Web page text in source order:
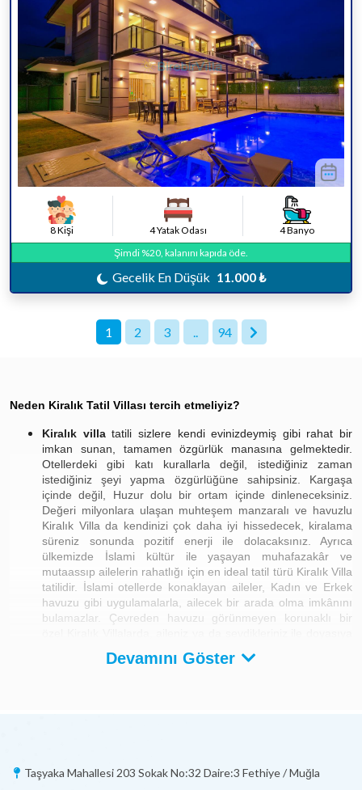
8 Kişi 4 Yatak Odası
4 Banyo
Şimdi %20, kalanını kapıda öde.
Gecelik En Düşük 11.000 ₺
1 2 3 .. 94
Neden Kiralık Tatil Villası tercih etmeliyiz?
Kiralık villatatili sizlere kendi evinizdeymiş gibi rahat bir
imkan sunan, tamamen özgürlük manasına gelmektedir.
Otellerdeki gibi katı kurallarla değil, istediğiniz zaman
istediğiniz şeyi yapma özgürlüğüne sahipsiniz. Kargaşa
içinde değil, Huzur dolu bir ortam içinde dinleneceksiniz.
Değeri milyonlara ulaşan muhteşem manzaralı ve havuzlu
Kiralık Villa da kendinizi çok daha iyi hissedecek, kiralama
süreniz sonunda pozitif enerji ile dolacaksınız. Ayrıca
ülkemizde İslami kültür ile yaşayan muhafazakâr ve
mutaassıp ailelerin rahatlığı için en ideal tatil türü Kiralık Villa
tatilidir. İslami otellerde konaklayan aileler, Kadın ve Erkek
havuzu gibi uygulamalarla, ailecek bir arada olma imkânını
bulamazlar. Çevreden havuzu görünmeyen korunaklı bir
ayrıca balayı villa konseptine de uygun olmaktadır.
faktörlere göre değişebilmekte, tatil sezonu ve villa özellikleri
gibi detayların ise bu değişimde büyük bir katkısı olmaktadır.
Devamını Göster
Taşyaka Mahallesi 203 Sokak No:32 Daire:3 Fethiye / Muğla